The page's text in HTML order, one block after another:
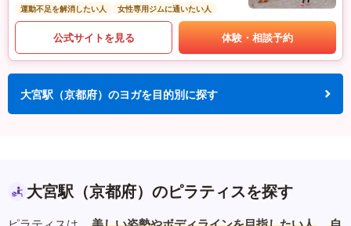
運動不足を解消したい人 女性専用ジムに通いたい人
公式サイトを見る 体験・相談予約
大宮駅（京都府）のヨガを目的別に探す
大宮駅（京都府）のピラティスを探す